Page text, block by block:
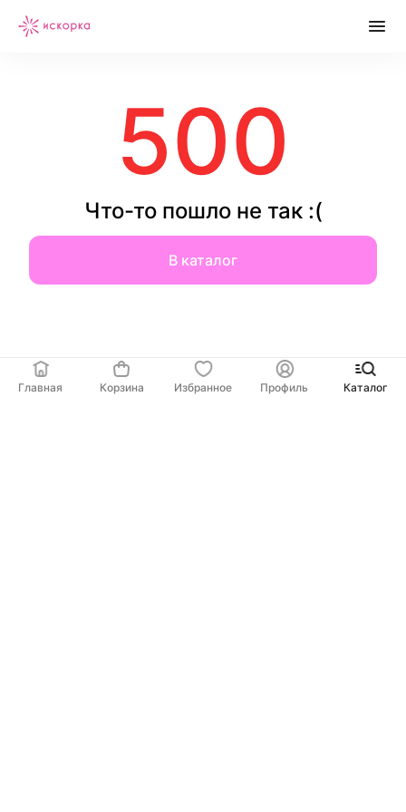
500
Что-то пошло не так :(
В каталог
Главная Корзина Избранное Профиль Каталог